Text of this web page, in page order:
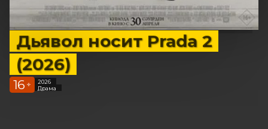
Дьявол носит Prada 2
(2026)
16 +
2026
Драма